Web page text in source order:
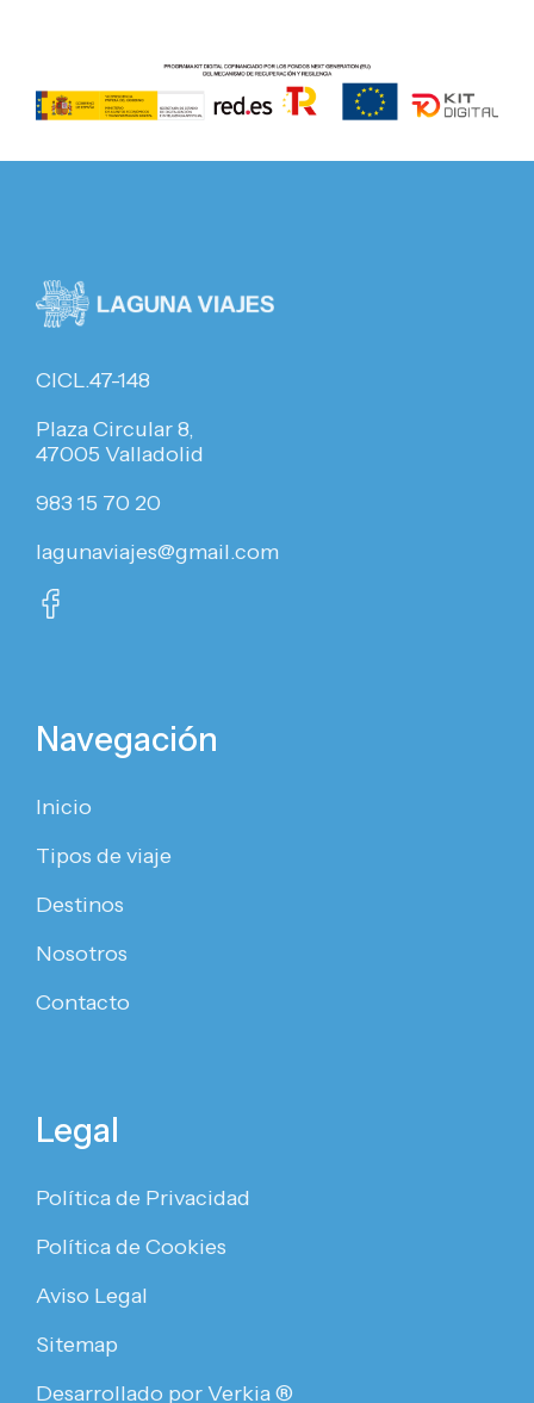
CICL.47-148
Plaza Circular 8,
47005 Valladolid
983 15 70 20
lagunaviajes@gmail.com
Navegación
Inicio
Tipos de viaje
Destinos
Nosotros
Contacto
Legal
Política de Privacidad
Política de Cookies
Aviso Legal
Sitemap
Desarrollado por Verkia ®